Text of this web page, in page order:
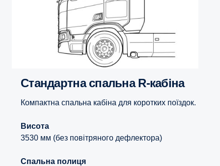
Стандартна спальна R-кабіна
Компактна спальна кабіна для коротких поїздок.
Висота
3530 мм (без повітряного дефлектора)
Спальна полиця